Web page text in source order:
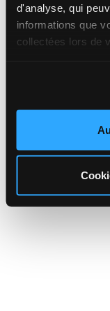
d'analyse, qui
informations que
collectées lors de